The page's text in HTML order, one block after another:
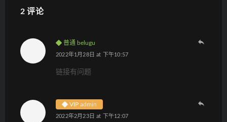
2 评论
普通 belugu
2022年1月28日 at 下午10:57
链接有问题
VIP admin
2022年2月23日 at 下午12:07